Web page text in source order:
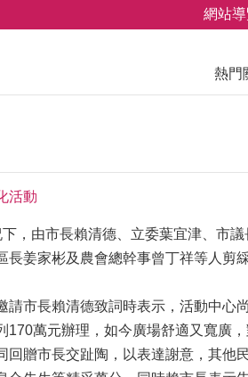
網站
熱門
活動
，由市長賴清德、立委葉宜津、市
姜家彬及農會總幹事曾丁祥等人剪
市長賴清德致詞時表示，活動中心
萬元辦理，如今廣場舒適又寬廣
贈市長交趾陶，以表達謝意，其他